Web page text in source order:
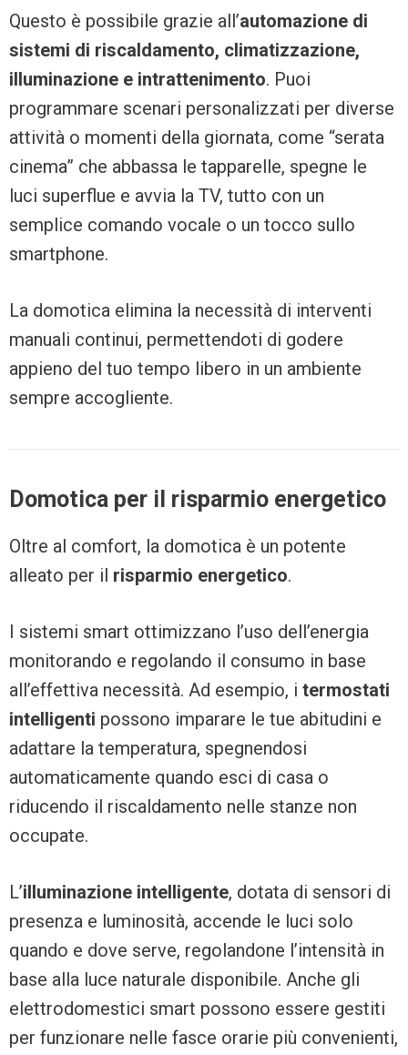
Questo è possibile grazie all’automazione di
sistemi di riscaldamento, climatizzazione,
illuminazione e intrattenimento. Puoi
programmare scenari personalizzati per diverse
attività o momenti della giornata, come “serata
cinema” che abbassa le tapparelle, spegne le
luci superflue e avvia la TV, tutto con un
semplice comando vocale o un tocco sullo
smartphone.
La domotica elimina la necessità di interventi
manuali continui, permettendoti di godere
appieno del tuo tempo libero in un ambiente
sempre accogliente.
Domotica per il risparmio energetico
Oltre al comfort, la domotica è un potente
alleato per il risparmio energetico.
I sistemi smart ottimizzano l’uso dell’energia
monitorando e regolando il consumo in base
all’effettiva necessità. Ad esempio, i termostati
intelligenti possono imparare le tue abitudini e
adattare la temperatura, spegnendosi
automaticamente quando esci di casa o
riducendo il riscaldamento nelle stanze non
occupate.
L’illuminazione intelligente, dotata di sensori di
presenza e luminosità, accende le luci solo
quando e dove serve, regolandone l’intensità in
base alla luce naturale disponibile. Anche gli
elettrodomestici smart possono essere gestiti
per funzionare nelle fasce orarie più convenienti,